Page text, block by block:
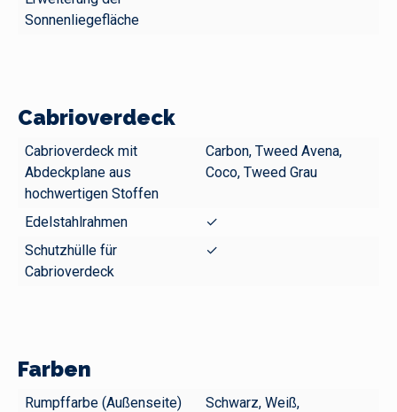
Sonnenliegefläche
Cabrioverdeck
Cabrioverdeck mit
Abdeckplane aus
hochwertigen Stoffen
Carbon, Tweed Avena,
Coco, Tweed Grau
Edelstahlrahmen
✓
Schutzhülle für
Cabrioverdeck
✓
Farben
Rumpffarbe (Außenseite)
Schwarz, Weiß,